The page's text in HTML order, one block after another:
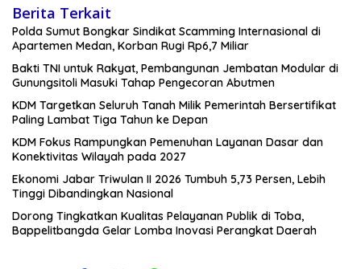
Berita Terkait
Polda Sumut Bongkar Sindikat Scamming Internasional di
Apartemen Medan, Korban Rugi Rp6,7 Miliar
Bakti TNI untuk Rakyat, Pembangunan Jembatan Modular di
Gunungsitoli Masuki Tahap Pengecoran Abutmen
KDM Targetkan Seluruh Tanah Milik Pemerintah Bersertifikat
Paling Lambat Tiga Tahun ke Depan
KDM Fokus Rampungkan Pemenuhan Layanan Dasar dan
Konektivitas Wilayah pada 2027
Ekonomi Jabar Triwulan II 2026 Tumbuh 5,73 Persen, Lebih
Tinggi Dibandingkan Nasional
Dorong Tingkatkan Kualitas Pelayanan Publik di Toba,
Bappelitbangda Gelar Lomba Inovasi Perangkat Daerah